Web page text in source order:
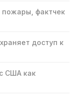
фактчек
доступ к
США как